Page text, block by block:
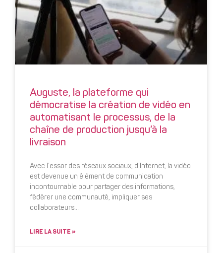
Auguste, la plateforme qui
démocratise la création de vidéo en
automatisant le processus, de la
chaîne de production jusqu’à la
livraison
Avec l’essor des réseaux sociaux, d’Internet, la vidéo
est devenue un élément de communication
incontournable pour partager des informations,
fédérer une communauté, impliquer ses
collaborateurs…
LIRE LA SUITE »